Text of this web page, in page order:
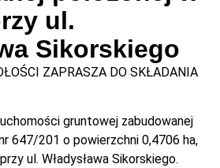
ul.
Sikorskiego
ZAPRASZA DO SKŁADANIA
gruntowej zabudowanej
647/201 o powierzchni 0,4706 ha,
ul. Władysława Sikorskiego.